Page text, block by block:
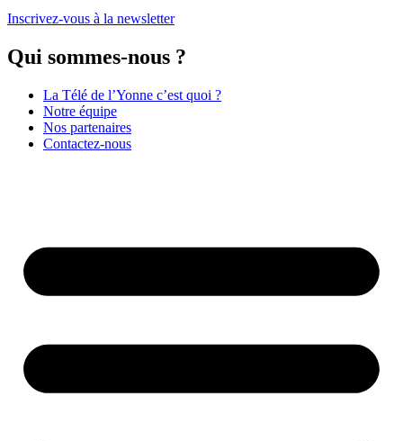
Inscrivez-vous à la newsletter
Qui sommes-nous ?
La Télé de l’Yonne c’est quoi ?
Notre équipe
Nos partenaires
Contactez-nous